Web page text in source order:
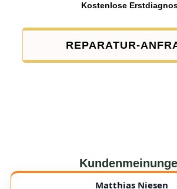
Kostenlose
REPARATUR-
Matthias Niesen